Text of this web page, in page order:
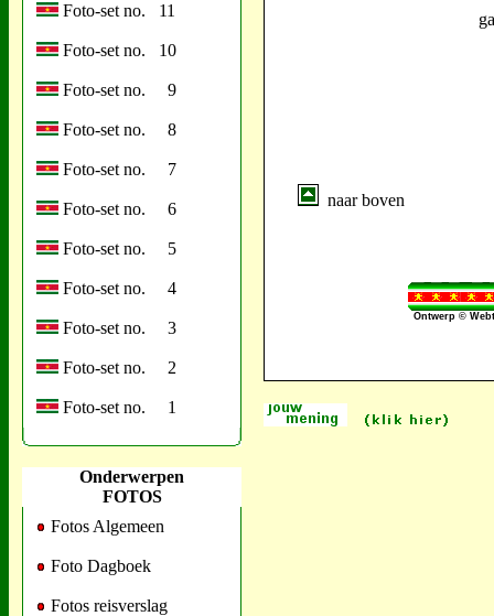
Foto-set no. 11
Foto-set no. 10
Foto-set no. 9
Foto-set no. 8
Foto-set no. 7
Foto-set no. 6
Foto-set no. 5
Foto-set no. 4
Foto-set no. 3
Foto-set no. 2
Foto-set no. 1
Onderwerpen
FOTOS
Fotos Algemeen
Foto Dagboek
Fotos reisverslag
naar boven
Ontwerp ©